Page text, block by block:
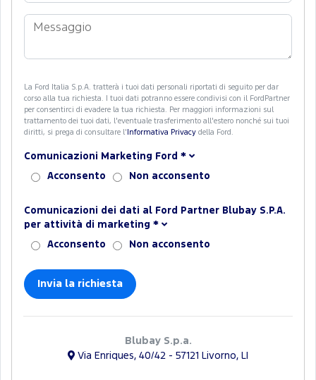
La Ford Italia S.p.A. tratterà i tuoi dati personali riportati di seguito per dar
corso alla tua richiesta. I tuoi dati potranno essere condivisi con il FordPartner
per consentirci di evadere la tua richiesta. Per maggiori informazioni sul
trattamento dei tuoi dati, l'eventuale trasferimento all'estero nonché sui tuoi
diritti, si prega di consultare l' Informativa Privacy della Ford.
Comunicazioni Marketing Ford *
Acconsento Non acconsento
Comunicazioni dei dati al Ford Partner Blubay S.P.A.
per attività di marketing *
Acconsento Non acconsento
Blubay S.p.a.
Via Enriques, 40/42 - 57121 Livorno, LI